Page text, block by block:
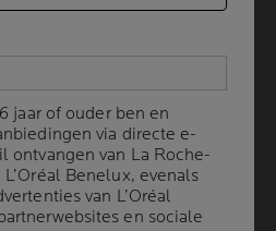
GEZONDHEID
is een epidemie. Een derde
jaar of ouder ben en
via directe e-
ontvangen van La Roche-
Benelux, evenals
van L’Oréal
en sociale
jaar of ouder ben en
via directe e-
ontvangen van La Roche-
Benelux, evenals
van L’Oréal
en sociale